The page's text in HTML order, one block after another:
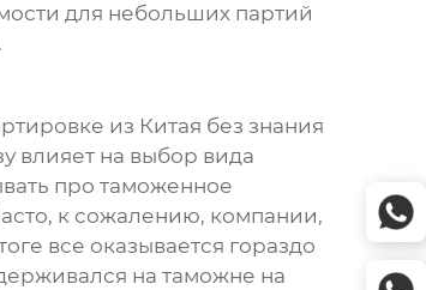
для небольших партий
из Китая без знания
влияет на выбор вида
про таможенное
к сожалению, компании,
все оказывается гораздо
на таможне на